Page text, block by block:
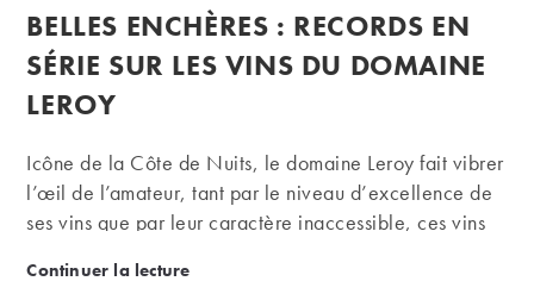
la
publication :
publiée :
BELLES ENCHÈRES : RECORDS EN
SÉRIE SUR LES VINS DU DOMAINE
LEROY
Icône de la Côte de Nuits, le domaine Leroy fait vibrer
l’œil de l’amateur, tant par le niveau d’excellence de
ses vins que par leur caractère inaccessible, ces vins
présence au catalogue de la vente du 27 septembre
Continuer la lectureBelles enchères : records en série sur les vins du